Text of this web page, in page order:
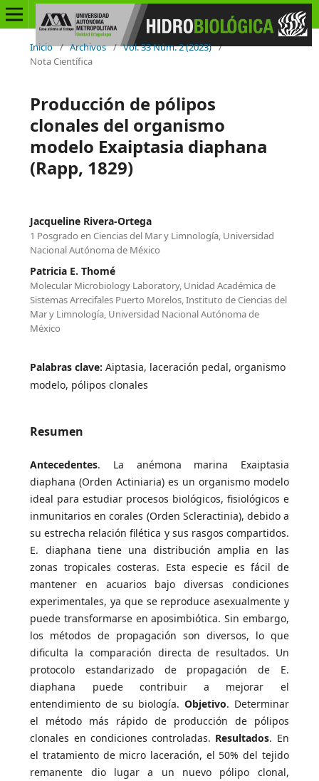
Inicio / Archivos / Vol. 33 Núm. 2 (2023) /
Nota Científica
Producción de pólipos
clonales del organismo
modelo Exaiptasia diaphana
(Rapp, 1829)
Jacqueline Rivera-Ortega
1 Posgrado en Ciencias del Mar y Limnología, Universidad
Nacional Autónoma de México
Patricia E. Thomé
Molecular Microbiology Laboratory, Unidad Académica de
Sistemas Arrecifales Puerto Morelos, Instituto de Ciencias del
Mar y Limnología, Universidad Nacional Autónoma de
México
Palabras clave:Aiptasia, laceración pedal, organismo
modelo, pólipos clonales
Resumen
Antecedentes. La anémona marina Exaiptasia
diaphana (Orden Actiniaria) es un organismo modelo
ideal para estudiar procesos biológicos, fisiológicos e
inmunitarios en corales (Orden Scleractinia), debido a
su estrecha relación filética y sus rasgos compartidos.
E. diaphana tiene una distribución amplia en las
zonas tropicales costeras. Esta especie es fácil de
mantener en acuarios bajo diversas condiciones
experimentales, ya que se reproduce asexualmente y
puede transformarse en aposimbiótica. Sin embargo,
los métodos de propagación son diversos, lo que
dificulta la comparación directa de resultados. Un
protocolo estandarizado de propagación de E.
diaphana puede contribuir a mejorar el
entendimiento de su biología. Objetivo. Determinar
el método más rápido de producción de pólipos
clonales en condiciones controladas. Resultados. En
el tratamiento de micro laceración, el 50% del tejido
remanente dio lugar a un nuevo pólipo clonal,